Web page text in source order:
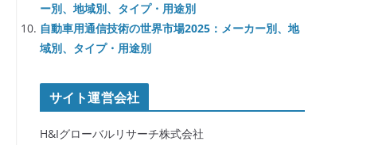
ー別、地域別、タイプ・用途別
自動車用通信技術の世界市場2025：メーカー別、地
域別、タイプ・用途別
サイト運営会社
H&Iグローバルリサーチ株式会社